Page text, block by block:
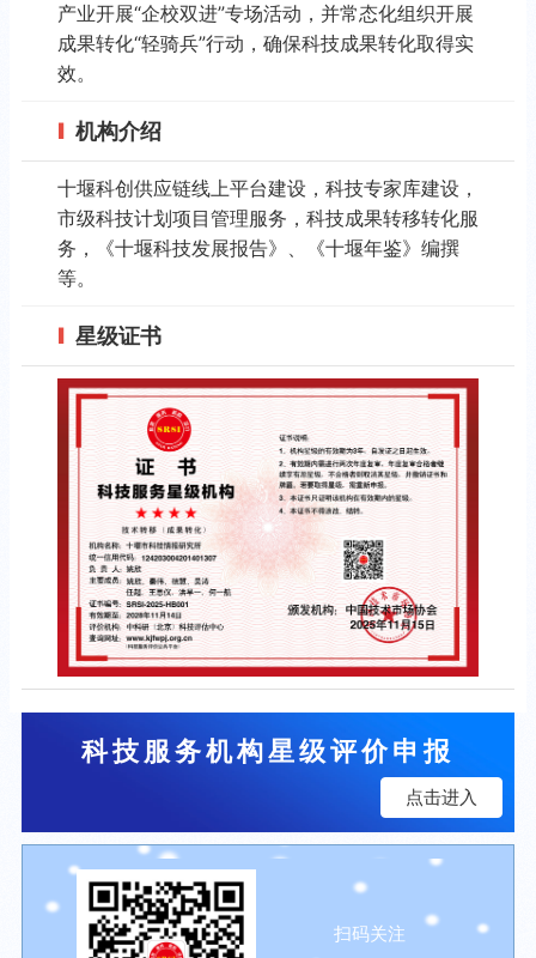
产业开展“企校双进”专场活动，并常态化组织开展
成果转化“轻骑兵”行动，确保科技成果转化取得实
效。
机构介绍
十堰科创供应链线上平台建设，科技专家库建设，
市级科技计划项目管理服务，科技成果转移转化服
务，《十堰科技发展报告》、《十堰年鉴》编撰
等。
星级证书
科技服务机构星级评价申报
点击进入
扫码关注